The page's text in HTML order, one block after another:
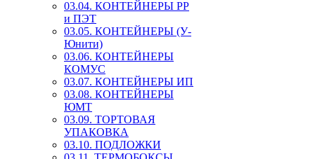
03.04. КОНТЕЙНЕРЫ РР
и ПЭТ
03.05. КОНТЕЙНЕРЫ (У-
Юнити)
03.06. КОНТЕЙНЕРЫ
КОМУС
03.07. КОНТЕЙНЕРЫ ИП
03.08. КОНТЕЙНЕРЫ
ЮМТ
03.09. ТОРТОВАЯ
УПАКОВКА
03.10. ПОДЛОЖКИ